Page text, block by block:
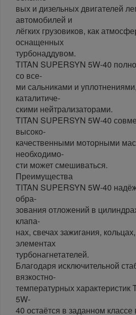
вых и дизельных двигателей
автомобилей и
лёгких грузовиков, как
оснащенных
турбонаддувом.
TITAN SUPERSYN 5W-40
со все-
ми сальниками и
каталитиче-
скими нейтрализаторами.
TITAN SUPERSYN 5W-40
высоко-
качественными моторными
необходимо-
сти может смешиваться.
Преимущества
TITAN SUPERSYN 5W-40
обра-
зования отложений в
клапа-
нах, свечах зажигания,
элементах
турбонагнетателей.
Благодаря исключительной
вязкостно-
температурных характеристик
5W-
40 остаётся в заданном